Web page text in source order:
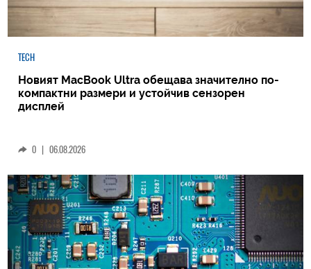
TECH
Новият MacBook Ultra обещава значително по-
компактни размери и устойчив сензорен
дисплей
0 | 06.08.2026